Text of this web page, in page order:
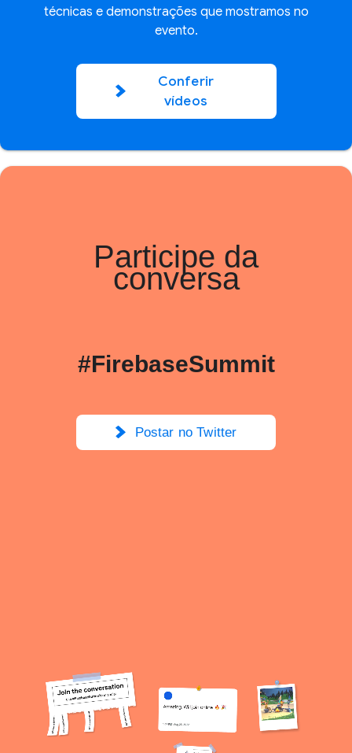
técnicas e demonstrações que mostramos no
evento.
Conferir
vídeos